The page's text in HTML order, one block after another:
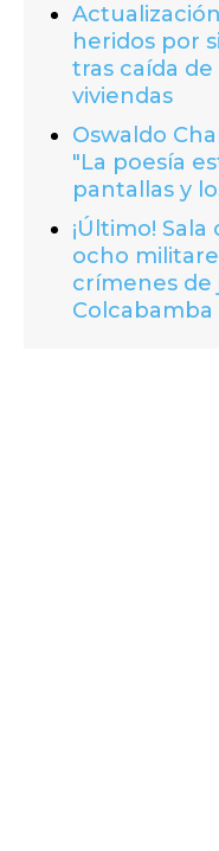
heridos por
tras caída
viviendas
Oswaldo
"La poesía
pantallas y
¡Último!
ocho
crímenes de
Colcabamba